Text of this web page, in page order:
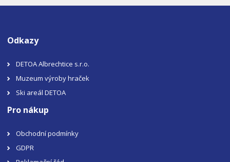
Odkazy
DETOA Albrechtice s.r.o.
Muzeum výroby hraček
Ski areál DETOA
Pro nákup
Obchodní podmínky
GDPR